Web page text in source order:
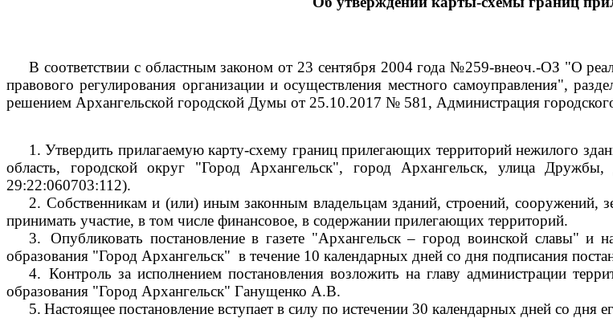
В соответствии с областным законом от 23 сентября 2004 года №259-внеоч.-ОЗ "О
правового регулирования организации и осуществления местного самоуправления",
решением Архангельской городской Думы от 25.10.2017 № 581, Администрация
1. Утвердить прилагаемую карту-схему границ прилегающих территорий нежилого
область, городской округ "Город Архангельск", город Архангельск, улица
29:22:060703:112).
2. Собственникам и (или) иным законным владельцам зданий, строений, сооружений,
принимать участие, в том числе финансовое, в содержании прилегающих территорий.
3.
Опубликовать постановление в газете "Архангельск – город воинской славы"
образования "Город Архангельск" в течение 10 календарных дней со дня подписания
4. Контроль за исполнением постановления возложить на главу администрации
образования "Город Архангельск" Ганущенко А.В.
5. Настоящее постановление вступает в силу по истечении 30 календарных дней со дня